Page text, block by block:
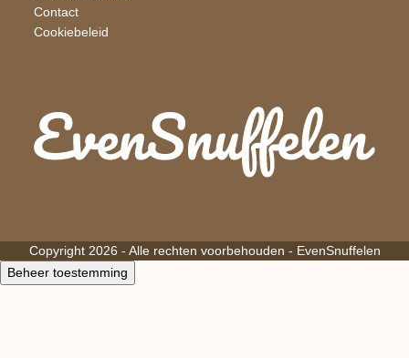
Contact
Cookiebeleid
Copyright 2026 - Alle rechten voorbehouden - EvenSnuffelen
Beheer toestemming